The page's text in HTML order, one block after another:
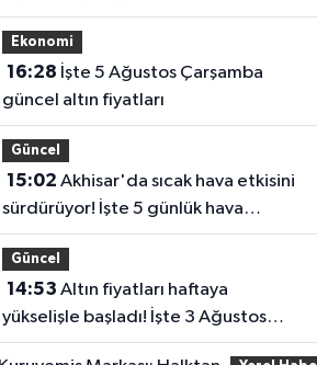
gerçekleştirdi
Ekonomi
16:28
güncel altın fiyatları
Güncel
15:02
sürdürüyor! İşte 5 günlük hava
durumu
Güncel
14:53
yükselişle başladı! İşte 3 Ağustos
güncel fiyatlar